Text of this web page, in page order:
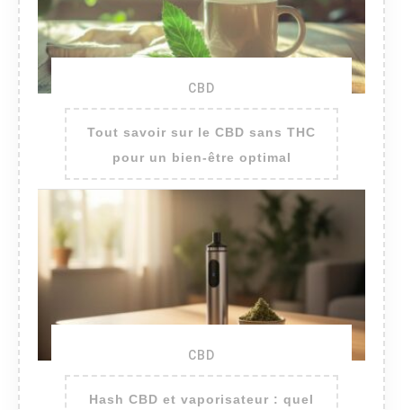
CBD
Tout savoir sur le CBD sans THC
pour un bien-être optimal
CBD
Hash CBD et vaporisateur : quel